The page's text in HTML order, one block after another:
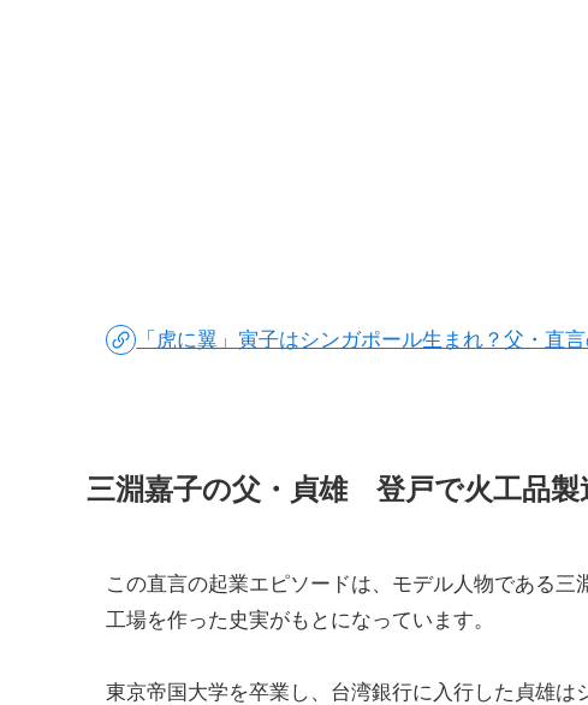
「虎に翼」寅子はシンガポール生まれ？父・直
三淵嘉子の父・貞雄 登戸で火工品製
この直言の起業エピソードは、モデル人物である
工場を作った史実がもとになっています。
東京帝国大学を卒業し、台湾銀行に入行した貞雄